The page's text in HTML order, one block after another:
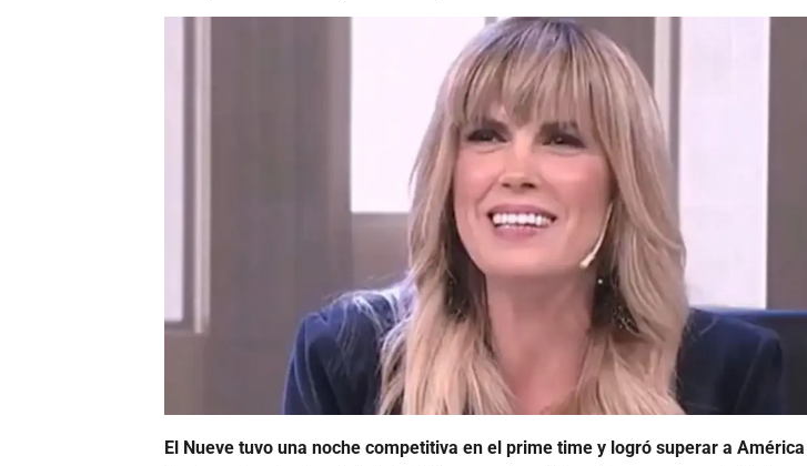
El Nueve tuvo una noche competitiva en el prime time y logró superar a